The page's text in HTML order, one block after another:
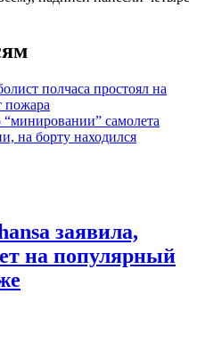
полчаса простоял на
пожара
самолета
на борту находился
заявила,
на популярный